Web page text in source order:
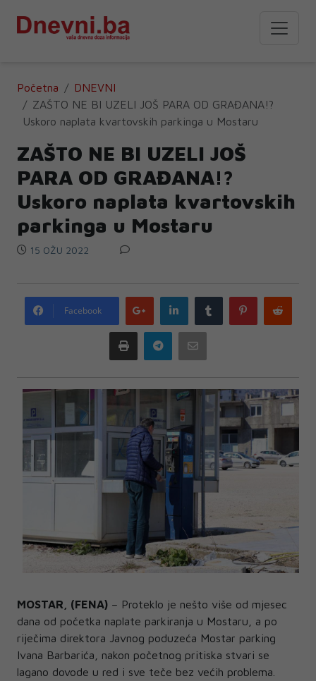
Početna
DNEVNI
ZAŠTO NE BI UZELI JOŠ PARA OD GRAĐANA!?
Uskoro naplata kvartovskih parkinga u Mostaru
ZAŠTO NE BI UZELI JOŠ
PARA OD GRAĐANA!?
Uskoro naplata kvartovskih
parkinga u Mostaru
15 OŽU 2022
Facebook
Google
plus
LinkedIn Tumblr Pinterest
Print Telegram
MOSTAR, (FENA) – Proteklo je nešto više od mjesec
dana od početka naplate parkiranja u Mostaru, a po
riječima direktora Javnog poduzeća Mostar parking
Ivana Barbarića, nakon početnog pritiska stvari se
lagano dovode u red i sve teče bez većih problema.